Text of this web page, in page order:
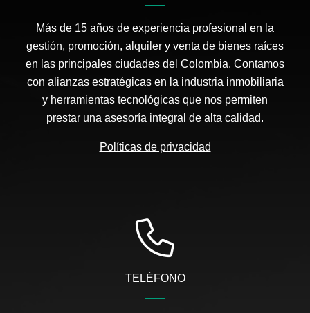
Más de 15 años de experiencia profesional en la
gestión, promoción, alquiler y venta de bienes raíces
en las principales ciudades del Colombia. Contamos
con alianzas estratégicas en la industria inmobiliaria
y herramientas tecnológicas que nos permiten
prestar una asesoría integral de alta calidad.
Políticas de privacidad
TELÉFONO